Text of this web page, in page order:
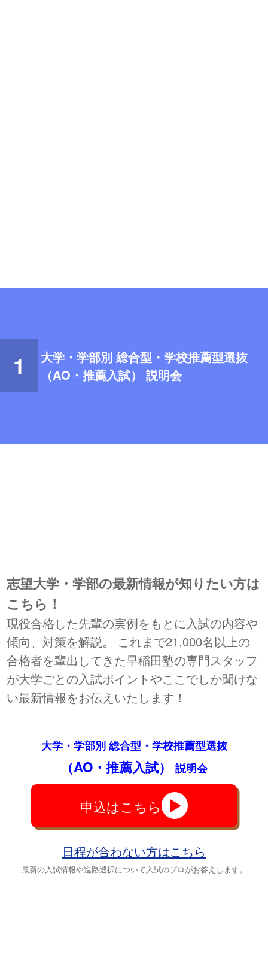
1
大学・学部別 総合型・学校推薦型選抜
（AO・推薦入試）説明会
志望大学・学部の最新情報が知りたい方は
こちら！
現役合格した先輩の実例をもとに入試の内容や
傾向、対策を解説。 これまで21,000名以上の
合格者を輩出してきた早稲田塾の専門スタッフ
が大学ごとの入試ポイントやここでしか聞けな
い最新情報をお伝えいたします！
大学・学部別 総合型・学校推薦型選抜
（AO・推薦入試） 説明会
申込はこちら
日程が合わない方はこちら
最新の入試情報や進路選択について入試のプロがお答えします。